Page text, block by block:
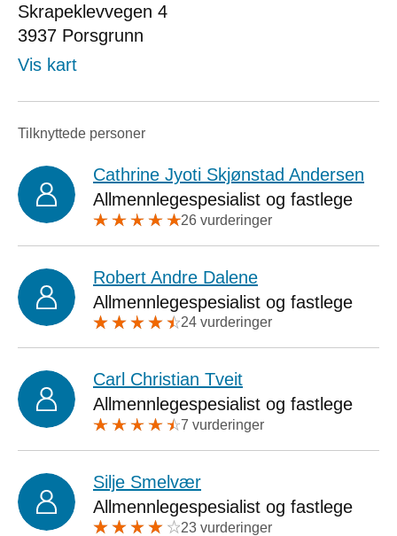
Skrapeklevvegen 4
3937 Porsgrunn
Vis kart
Tilknyttede personer
Cathrine Jyoti Skjønstad Andersen
Allmennlegespesialist og fastlege
26 vurderinger
Robert Andre Dalene
Allmennlegespesialist og fastlege
24 vurderinger
Carl Christian Tveit
Allmennlegespesialist og fastlege
7 vurderinger
Silje Smelvær
Allmennlegespesialist og fastlege
23 vurderinger